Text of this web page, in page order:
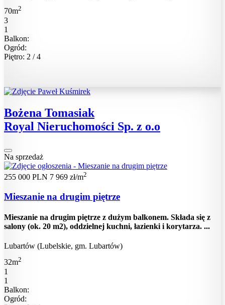
70m2
3
1
Balkon:
Ogród:
Piętro: 2 / 4
Bożena Tomasiak
Royal Nieruchomości Sp. z o.o
Na sprzedaż
255 000 PLN 7 969 zł/m2
Mieszanie na drugim piętrze
Mieszanie na drugim piętrze z dużym balkonem. Składa się z
salony (ok. 20 m2), oddzielnej kuchni, łazienki i korytarza. ...
Lubartów (Lubelskie, gm. Lubartów)
32m2
1
1
Balkon:
Ogród: